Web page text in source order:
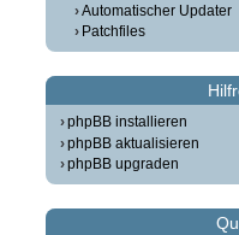
Automatischer Updater
Patchfiles
phpBB installieren
phpBB aktualisieren
phpBB upgraden